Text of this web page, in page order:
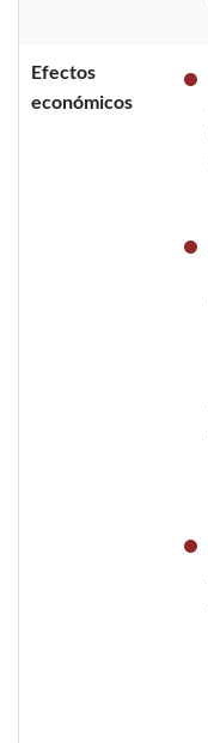
Efectos
económicos